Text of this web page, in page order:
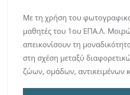
Με τη χρήση του
μαθητές του 1ου ΕΠΑ.Λ.
απεικονίσουν τη
στη σχέση μεταξύ
ζώων, ομάδων, αντικειμένων